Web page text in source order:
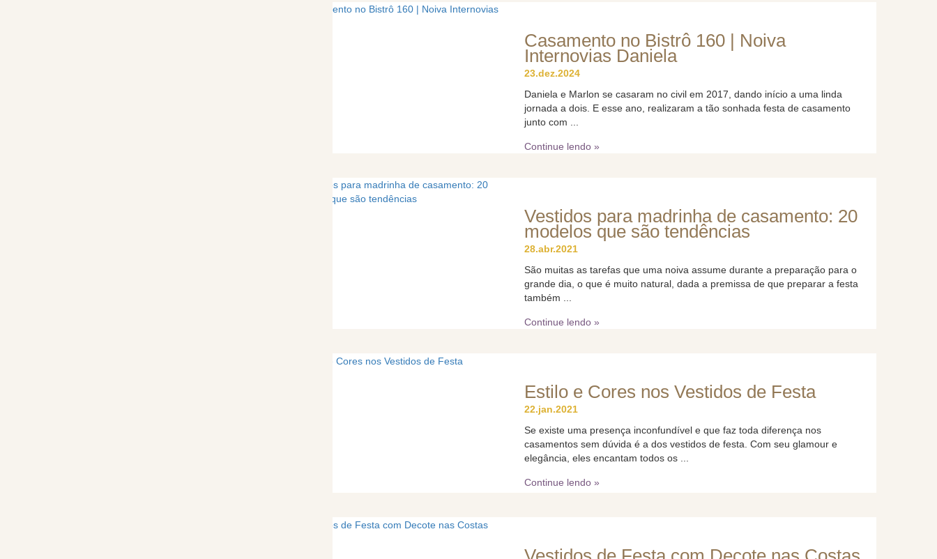
Casamento no Bistrô 160 | Noiva
Internovias Daniela
23.dez.2024
Daniela e Marlon se casaram no civil em 2017, dando início a uma linda
jornada a dois. E esse ano, realizaram a tão sonhada festa de casamento
junto com ...
Continue lendo »
Vestidos para madrinha de casamento: 20
modelos que são tendências
28.abr.2021
São muitas as tarefas que uma noiva assume durante a preparação para o
grande dia, o que é muito natural, dada a premissa de que preparar a festa
também ...
Continue lendo »
Estilo e Cores nos Vestidos de Festa
22.jan.2021
Se existe uma presença inconfundível e que faz toda diferença nos
casamentos sem dúvida é a dos vestidos de festa. Com seu glamour e
elegância, eles encantam todos os ...
Continue lendo »